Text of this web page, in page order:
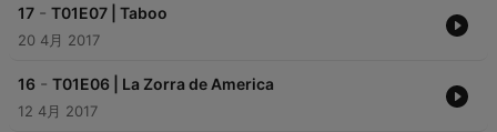
17 - T01E07 | Taboo
20 4月 2017
16 - T01E06 | La Zorra de America
12 4月 2017